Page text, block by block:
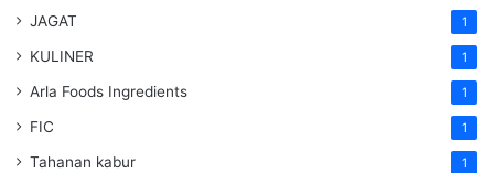
JAGAT 1
KULINER 1
Arla Foods Ingredients 1
FIC 1
Tahanan kabur 1